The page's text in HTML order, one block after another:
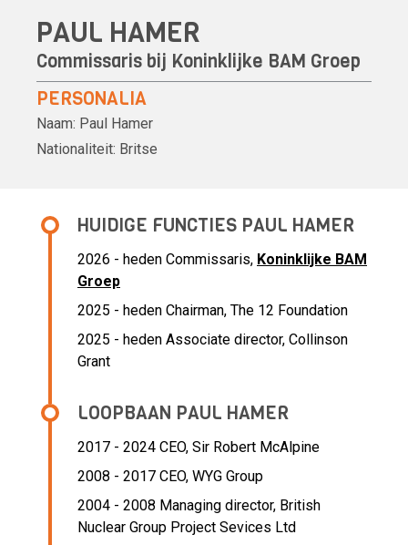
PAUL HAMER
Commissaris bij Koninklijke BAM Groep
PERSONALIA
Naam: Paul Hamer
Nationaliteit: Britse
HUIDIGE FUNCTIES PAUL HAMER
2026 - heden Commissaris, Koninklijke BAM
Groep
2025 - heden Chairman, The 12 Foundation
2025 - heden Associate director, Collinson
Grant
LOOPBAAN PAUL HAMER
2017 - 2024 CEO, Sir Robert McAlpine
2008 - 2017 CEO, WYG Group
2004 - 2008 Managing director, British
Nuclear Group Project Sevices Ltd